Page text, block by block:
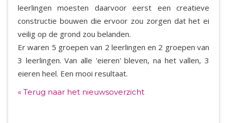
leerlingen moesten daarvoor eerst een creatieve
constructie bouwen die ervoor zou zorgen dat het ei
veilig op de grond zou belanden.
Er waren 5 groepen van 2 leerlingen en 2 groepen van
3 leerlingen. Van alle 'eieren' bleven, na het vallen, 3
eieren heel. Een mooi resultaat.
« Terug naar het nieuwsoverzicht